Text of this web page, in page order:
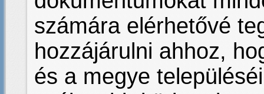
számára elérhetővé
hozzájárulni ahhoz,
és a megye